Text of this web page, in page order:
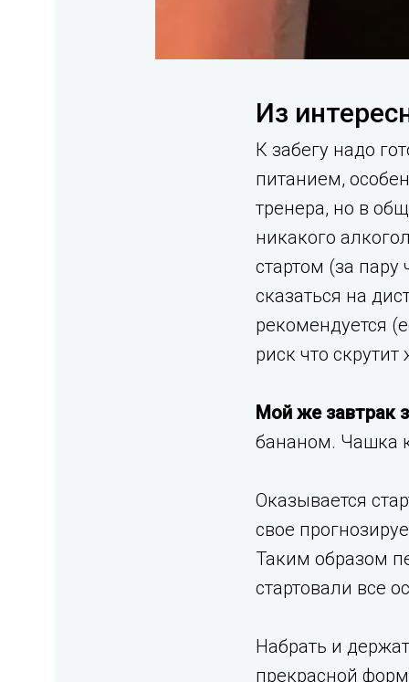
Из
К забегу надо
питанием,
тренера, но в
никакого
стартом (за
сказаться на
рекомендуется
риск что
Мой же завтрак
бананом. Чашка
Оказывается
свое
Таким образом
стартовали все
Набрать и
прекрасной